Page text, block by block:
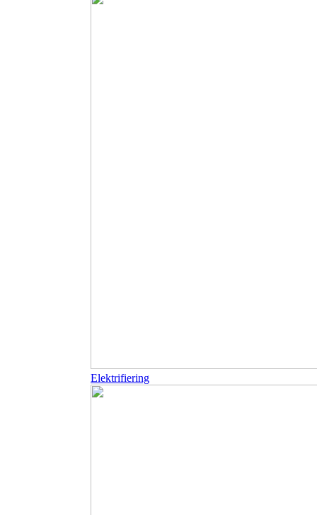
Elektrifiering